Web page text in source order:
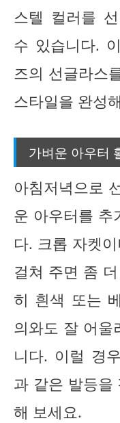
스텔 컬러를
수 있습니다.
즈의 선글라스
스타일을 완성
가벼운 아우터
아침저녁으로
운 아우터를 추
다. 크롭 자켓
걸쳐 주면 좀
히 흰색 또는
의와도 잘 어울
니다. 이럴 경
과 같은 발등을
해 보세요.